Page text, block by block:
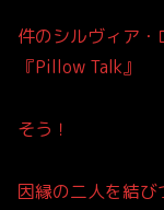
件のシルヴィア・
『Pillow Talk』
そう！
因縁の二人を結び